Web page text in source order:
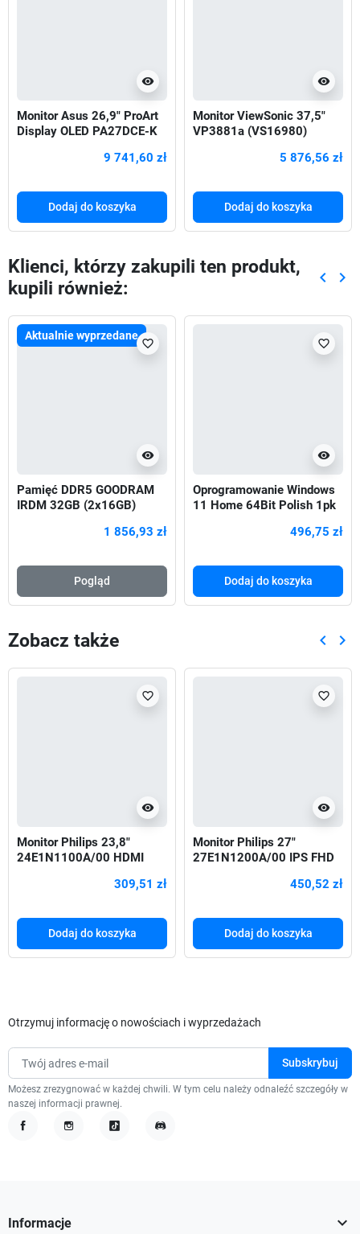
visibility
Monitor Asus 26,9" ProArt
Display OLED PA27DCE-K
9 741,60 zł
Dodaj do koszyka
visibility
Monitor ViewSonic 37,5"
VP3881a (VS16980)
5 876,56 zł
Dodaj do koszyka
Klienci, którzy zakupili ten produkt,
kupili również:
keyboard_arrow_left keyboard_arrow_right
Aktualnie wyprzedane
visibility
favorite_border
Pamięć DDR5 GOODRAM
IRDM 32GB (2x16GB)
XMP 3.0 AMD EXPO1 856,93 zł
Pogląd
visibility
favorite_border
Oprogramowanie Windows
11 Home 64Bit Polish 1pk
496,75 zł
Dodaj do koszyka
Zobacz także keyboard_arrow_left keyboard_arrow_right
visibility
favorite_border
Monitor Philips 23,8"
24E1N1100A/00 HDMI
309,51 zł
Dodaj do koszyka
visibility
favorite_border
Monitor Philips 27"
27E1N1200A/00 IPS FHD
450,52 zł
Dodaj do koszyka
Otrzymuj informację o nowościach i wyprzedażach
Możesz zrezygnować w każdej chwili. W tym celu należy odnaleźć szczegóły w
naszej informacji prawnej.
Informacje 